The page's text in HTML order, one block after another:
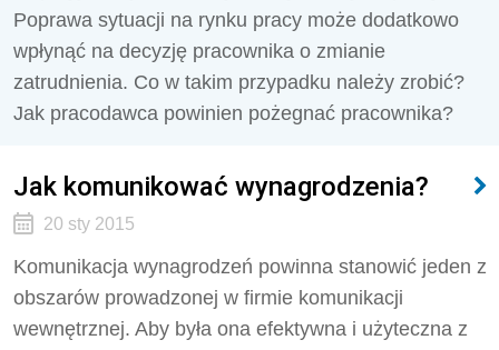
Poprawa sytuacji na rynku pracy może dodatkowo
wpłynąć na decyzję pracownika o zmianie
zatrudnienia. Co w takim przypadku należy zrobić?
Jak pracodawca powinien pożegnać pracownika?
Jak komunikować wynagrodzenia?
20 sty 2015
Komunikacja wynagrodzeń powinna stanowić jeden z
obszarów prowadzonej w firmie komunikacji
wewnętrznej. Aby była ona efektywna i użyteczna z